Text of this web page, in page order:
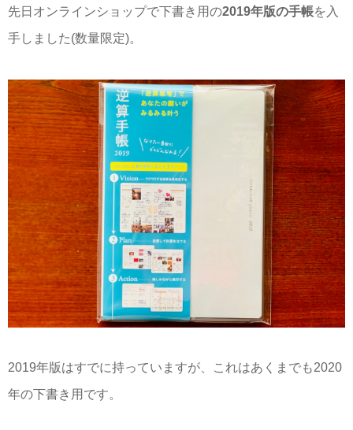
先日オンラインショップで下書き用の2019年版の手帳を入
手しました(数量限定)。
2019年版はすでに持っていますが、これはあくまでも2020
年の下書き用です。